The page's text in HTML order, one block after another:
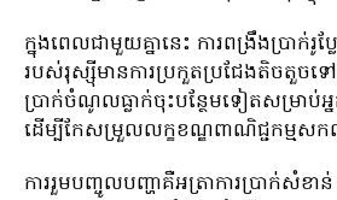
ក្នុងពេលជាមួយគ្នានេះ ការពង្រឹងប្រាក់រូប្ល
របស់រុស្ស៊ីមានការប្រកួតប្រជែងតិចតួចទ
ប្រាក់ចំណូលធ្លាក់ចុះបន្ថែមទៀតសម្រា
ដើម្បីកែសម្រួលលក្ខខណ្ឌពាណិជ្ជកម្មសក
ការរួមបញ្ចូលបញ្ហាគឺអត្រាការប្រាក់សំខា